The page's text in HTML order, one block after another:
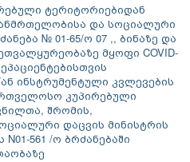
ტერიტორიებიდან
და სოციალური
№ 01-65/ო 07 ,, ბინაზე და
მყოფი COVID-
ინსტრუმენტული კვლევების
კუპირებული
შრომის,
დაცვის მინისტრის
561 /ო ბრძანებაში